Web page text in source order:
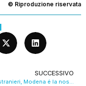
© Riproduzione riservata
SUCCESSIVO
“Noi ex stranieri, Modena é la nostra città”. La storia di Nina e del figlio Constantin. VIDEO